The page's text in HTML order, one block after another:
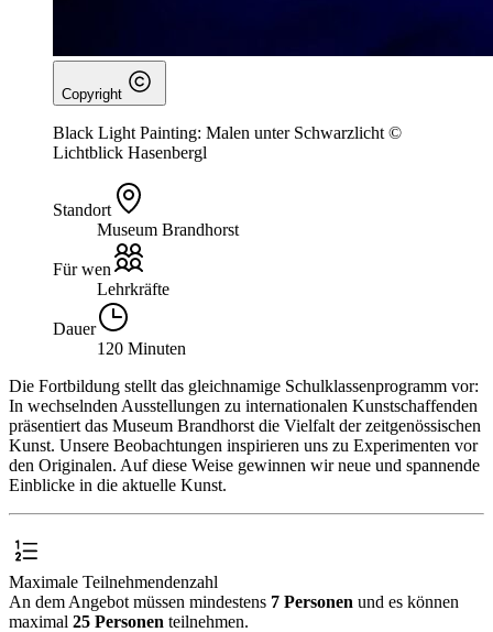
Copyright
Black Light Painting: Malen unter Schwarzlicht ©
Lichtblick Hasenbergl
Standort
Museum Brandhorst
Für wen
Lehrkräfte
Dauer
120 Minuten
Die Fortbildung stellt das gleichnamige Schulklassenprogramm vor:
In wechselnden Ausstellungen zu internationalen Kunstschaffenden
präsentiert das Museum Brandhorst die Vielfalt der zeitgenössischen
Kunst. Unsere Beobachtungen inspirieren uns zu Experimenten vor
den Originalen. Auf diese Weise gewinnen wir neue und spannende
Einblicke in die aktuelle Kunst.
Maximale Teilnehmendenzahl
An dem Angebot müssen mindestens 7 Personen und es können
maximal 25 Personen teilnehmen.